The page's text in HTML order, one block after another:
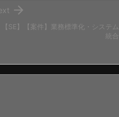
【SE】【案件】業務標準化・システム
統合
